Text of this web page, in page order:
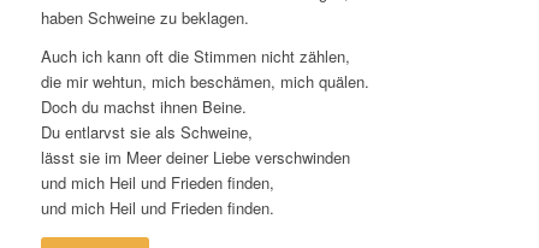
haben Schweine zu beklagen.
Auch ich kann oft die Stimmen nicht zählen,
die mir wehtun, mich beschämen, mich quälen.
Doch du machst ihnen Beine.
Du entlarvst sie als Schweine,
lässt sie im Meer deiner Liebe verschwinden
und mich Heil und Frieden finden,
und mich Heil und Frieden finden.